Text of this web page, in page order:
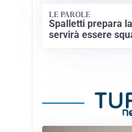
LE PAROLE
Spalletti prepara
servirà essere